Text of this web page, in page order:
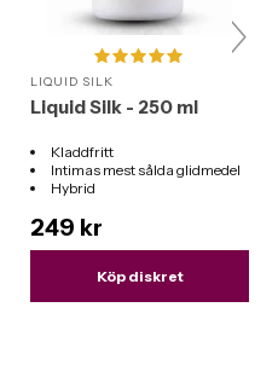
LIQUID SILK
Liquid Silk - 250 ml
Kladdfritt
Intimas mest sålda glidmedel
Hybrid
249 kr
Köp diskret